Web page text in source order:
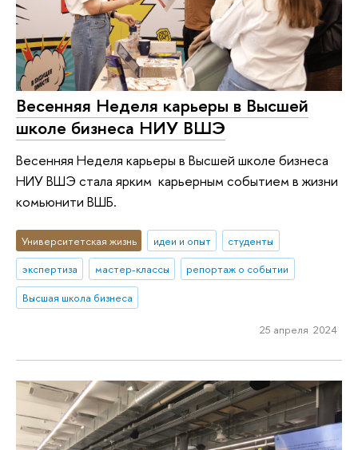
Весенняя Неделя карьеры в Высшей
школе бизнеса НИУ ВШЭ
Весенняя Неделя карьеры в Высшей школе бизнеса
НИУ ВШЭ стала ярким карьерным событием в жизни
комьюнити ВШБ.
Университетская жизнь идеи и опыт
студенты
экспертиза
мастер-классы
репортаж о событии
Высшая школа бизнеса
25 апреля 2024